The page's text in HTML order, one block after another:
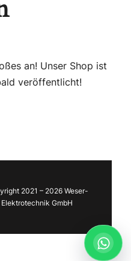
an! Unser Shop ist
veröffentlicht!
2021 – 2026 Weser-
Elektrotechnik GmbH